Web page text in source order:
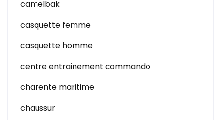
camelbak
casquette femme
casquette homme
centre entrainement commando
charente maritime
chaussur